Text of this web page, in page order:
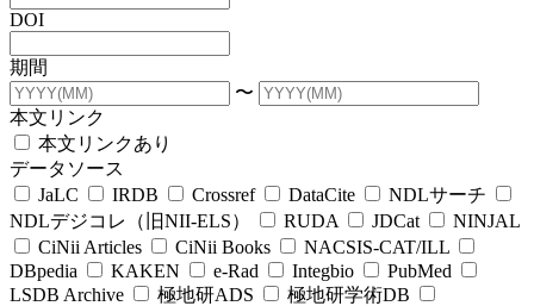
DOI
期間
〜
本文リンク
本文リンクあり
データソース
JaLC
IRDB Crossref DataCite
NDLサーチ
NDLデジコレ（旧NII-ELS）
RUDA JDCat
NINJAL
CiNii Articles
CiNii Books
NACSIS-CAT/ILL
DBpedia
KAKEN e-Rad Integbio
PubMed
LSDB Archive
極地研ADS
極地研学術DB